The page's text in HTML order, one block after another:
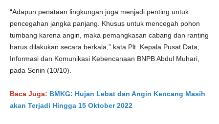
“Adapun penataan lingkungan juga menjadi penting untuk
pencegahan jangka panjang. Khusus untuk mencegah pohon
tumbang karena angin, maka pemangkasan cabang dan ranting
harus dilakukan secara berkala,” kata Plt. Kepala Pusat Data,
Informasi dan Komunikasi Kebencanaan BNPB Abdul Muhari,
pada Senin (10/10).
Baca Juga: BMKG: Hujan Lebat dan Angin Kencang Masih
akan Terjadi Hingga 15 Oktober 2022